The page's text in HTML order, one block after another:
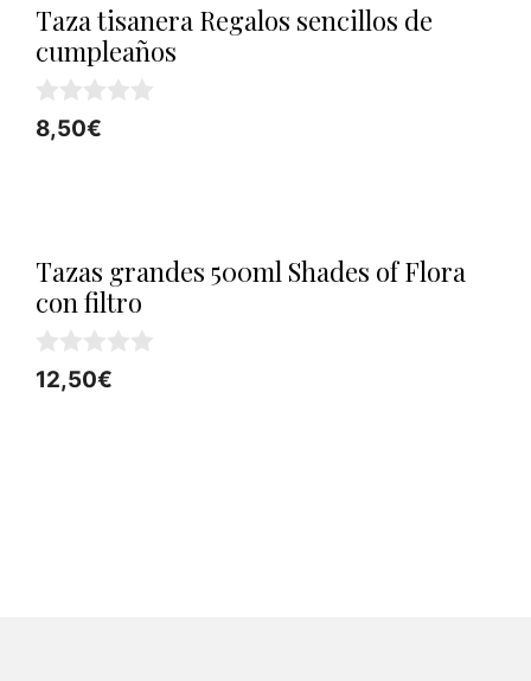
Taza tisanera Regalos sencillos de
cumpleaños
0
d
8,50€
Tazas grandes 500ml Shades of Flora
con filtro
0
d
12,50€